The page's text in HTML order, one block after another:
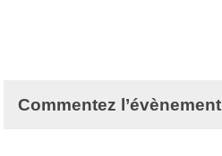
Commentez l’évènement